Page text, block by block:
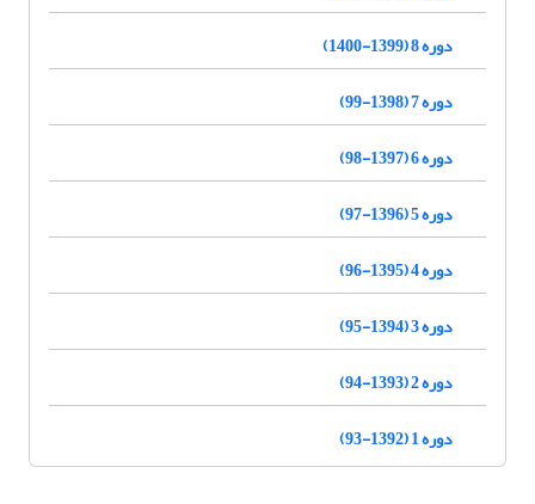
دوره 8 (1399-1400)
دوره 7 (1398-99)
دوره 6 (1397-98)
دوره 5 (1396-97)
دوره 4 (1395-96)
دوره 3 (1394-95)
دوره 2 (1393-94)
دوره 1 (1392-93)